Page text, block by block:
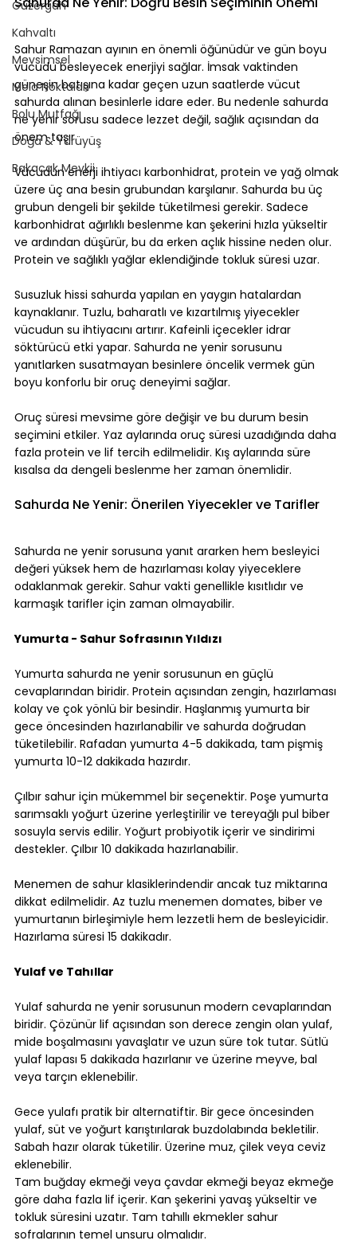
Güzergah
Kahvaltı
Mevsimsel
Mola Noktaları
Bolu Mutfağı
Doğa & Yürüyüş
Bakacak Mevkii
Sahur Ramazan ayının en önemli öğünüdür ve gün boyu
vücudu besleyecek enerjiyi sağlar. İmsak vaktinden
güneşin batışına kadar geçen uzun saatlerde vücut
sahurda alınan besinlerle idare eder. Bu nedenle sahurda
ne yenir sorusu sadece lezzet değil, sağlık açısından da
önem taşır.
Vücudun enerji ihtiyacı karbonhidrat, protein ve yağ olmak
üzere üç ana besin grubundan karşılanır. Sahurda bu üç
grubun dengeli bir şekilde tüketilmesi gerekir. Sadece
karbonhidrat ağırlıklı beslenme kan şekerini hızla yükseltir
ve ardından düşürür, bu da erken açlık hissine neden olur.
Protein ve sağlıklı yağlar eklendiğinde tokluk süresi uzar.
Susuzluk hissi sahurda yapılan en yaygın hatalardan
kaynaklanır. Tuzlu, baharatlı ve kızartılmış yiyecekler
vücudun su ihtiyacını artırır. Kafeinli içecekler idrar
söktürücü etki yapar. Sahurda ne yenir sorusunu
yanıtlarken susatmayan besinlere öncelik vermek gün
boyu konforlu bir oruç deneyimi sağlar.
Oruç süresi mevsime göre değişir ve bu durum besin
seçimini etkiler. Yaz aylarında oruç süresi uzadığında daha
fazla protein ve lif tercih edilmelidir. Kış aylarında süre
kısalsa da dengeli beslenme her zaman önemlidir.
Sahurda Ne Yenir: Önerilen Yiyecekler ve Tarifler
Sahurda ne yenir sorusuna yanıt ararken hem besleyici
değeri yüksek hem de hazırlaması kolay yiyeceklere
odaklanmak gerekir. Sahur vakti genellikle kısıtlıdır ve
karmaşık tarifler için zaman olmayabilir.
Yumurta - Sahur Sofrasının Yıldızı
Yumurta sahurda ne yenir sorusunun en güçlü
cevaplarından biridir. Protein açısından zengin, hazırlaması
kolay ve çok yönlü bir besindir. Haşlanmış yumurta bir
gece öncesinden hazırlanabilir ve sahurda doğrudan
tüketilebilir. Rafadan yumurta 4-5 dakikada, tam pişmiş
yumurta 10-12 dakikada hazırdır.
Çılbır sahur için mükemmel bir seçenektir. Poşe yumurta
sarımsaklı yoğurt üzerine yerleştirilir ve tereyağlı pul biber
sosuyla servis edilir. Yoğurt probiyotik içerir ve sindirimi
destekler. Çılbır 10 dakikada hazırlanabilir.
Menemen de sahur klasiklerindendir ancak tuz miktarına
dikkat edilmelidir. Az tuzlu menemen domates, biber ve
yumurtanın birleşimiyle hem lezzetli hem de besleyicidir.
Hazırlama süresi 15 dakikadır.
Yulaf ve Tahıllar
Yulaf sahurda ne yenir sorusunun modern cevaplarından
biridir. Çözünür lif açısından son derece zengin olan yulaf,
mide boşalmasını yavaşlatır ve uzun süre tok tutar. Sütlü
yulaf lapası 5 dakikada hazırlanır ve üzerine meyve, bal
veya tarçın eklenebilir.
Gece yulafı pratik bir alternatiftir. Bir gece öncesinden
yulaf, süt ve yoğurt karıştırılarak buzdolabında bekletilir.
Sabah hazır olarak tüketilir. Üzerine muz, çilek veya ceviz
eklenebilir.
Tam buğday ekmeği veya çavdar ekmeği beyaz ekmeğe
göre daha fazla lif içerir. Kan şekerini yavaş yükseltir ve
tokluk süresini uzatır. Tam tahıllı ekmekler sahur
sofralarının temel unsuru olmalıdır.